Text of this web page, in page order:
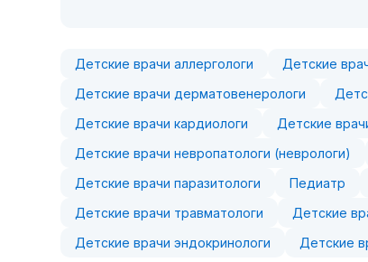
Детские врачи аллергологи Детские
Детские врачи дерматовенерологи
Детские врачи кардиологи
Детские
Детские врачи невропатологи (неврологи)
Детские врачи паразитологи
Педиатр
Детские врачи травматологи
Детские
Детские врачи эндокринологи
Детские